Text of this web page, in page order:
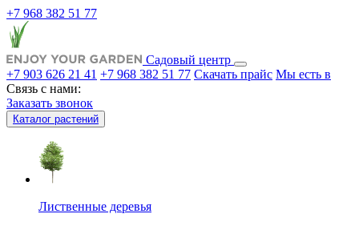
+7 968 382 51 77
Садовый центр
+7 903 626 21 41 +7 968 382 51 77 Скачать прайс Мы есть в
Связь с нами:
Заказать звонок
Каталог растений
Лиственные деревья